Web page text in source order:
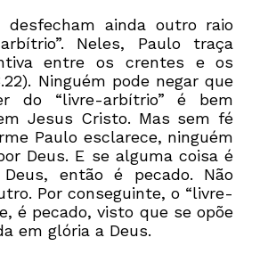
desfecham ainda outro raio
Neles, Paulo traça
entre os crentes e os
Ninguém pode negar que
do “livre-arbítrio” é bem
Jesus Cristo. Mas sem fé
Paulo esclarece, ninguém
Deus. E se alguma coisa é
então é pecado. Não
Por conseguinte, o “livre-
é pecado, visto que se opõe
em glória a Deus.